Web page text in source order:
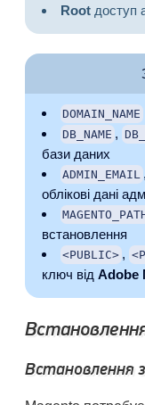
Rootдоступ
DOMAIN_NAME
DB_NAME ,
бази даних
ADMIN_EMAIL ,
облікові дані
встановлення
<PUBLIC> ,
ключ від Adobe
Встановлення